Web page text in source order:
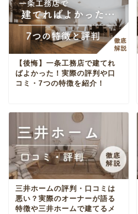
【後悔】一条工務店で建てれ
ばよかった！実際の評判や口
コミ・7つの特徴を紹介！
三井ホームの評判・口コミは
悪い？実際のオーナーが語る
特徴や三井ホームで建てるメ